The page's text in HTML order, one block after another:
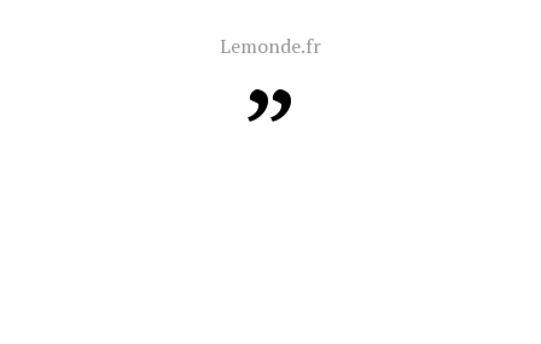
Lemonde.fr